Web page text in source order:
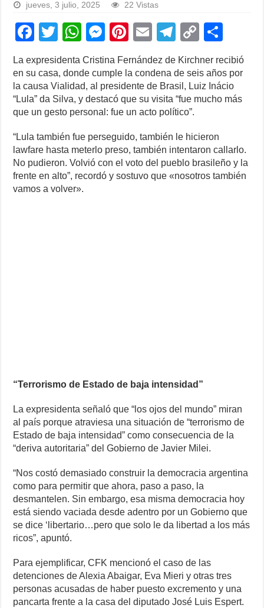
jueves, 3 julio, 2025 22 Vistas
F
c
e
b
o
k
T
wi
tt
er
W
h
at
s
A
p
M
ss
e
n
er
Pi
nt
er
e
st
E
ail
T
el
e
gr
a
C
p
y
Li
k
h
ar
e
La expresidenta Cristina Fernández de Kirchner recibió
en su casa, donde cumple la condena de seis años por
la causa Vialidad, al presidente de Brasil, Luiz Inácio
“Lula” da Silva, y destacó que su visita “fue mucho más
que un gesto personal: fue un acto político”.
“Lula también fue perseguido, también le hicieron
lawfare hasta meterlo preso, también intentaron callarlo.
No pudieron. Volvió con el voto del pueblo brasileño y la
frente en alto”, recordó y sostuvo que «nosotros también
vamos a volver».
“Terrorismo de Estado de baja intensidad”
La expresidenta señaló que “los ojos del mundo” miran
al país porque atraviesa una situación de “terrorismo de
Estado de baja intensidad” como consecuencia de la
“deriva autoritaria” del Gobierno de Javier Milei.
“Nos costó demasiado construir la democracia argentina
como para permitir que ahora, paso a paso, la
desmantelen. Sin embargo, esa misma democracia hoy
está siendo vaciada desde adentro por un Gobierno que
se dice ‘libertario…pero que solo le da libertad a los más
ricos”, apuntó.
Para ejemplificar, CFK mencionó el caso de las
detenciones de Alexia Abaigar, Eva Mieri y otras tres
personas acusadas de haber puesto excremento y una
pancarta frente a la casa del diputado José Luis Espert.